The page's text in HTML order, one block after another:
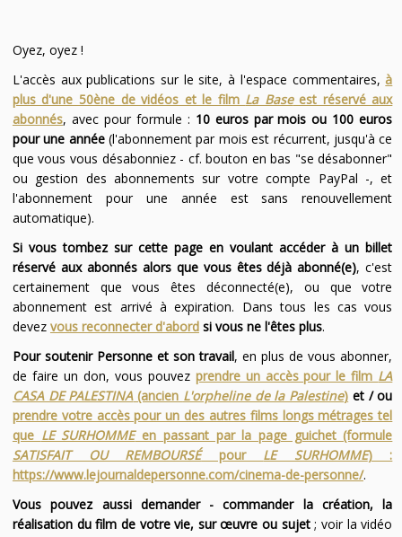
Oyez, oyez !
L'accès aux publications sur le site, à l'espace commentaires,à
plus d'une 50ène de vidéos et le film La Baseest réservé aux
abonnés, avec pour formule : 10 euros par mois ou 100 euros
pour une année(l'abonnement par mois est récurrent, jusqu'à ce
que vous vous désabonniez - cf. bouton en bas "se désabonner"
ou gestion des abonnements sur votre compte PayPal -, et
l'abonnement pour une année est sans renouvellement
automatique).
Si vous tombez sur cette page en voulant accéder à un billet
réservé aux abonnés alors que vous êtes déjà abonné(e), c'est
certainement que vous êtes déconnecté(e), ou que votre
abonnement est arrivé à expiration. Dans tous les cas vous
devez vous reconnecter d'abordsi vous ne l'êtes plus.
Pour soutenir Personne et son travail, en plus de vous abonner,
de faire un don, vous pouvez prendre un accès pour le film LA
CASA DE PALESTINA(ancien L'orpheline de la Palestine) et / ou
prendre votre accès pour un des autres films longs métrages tel
que LE SURHOMMEen passant par la page guichet (formule
SATISFAIT OU REMBOURSÉpour LE SURHOMME) :
https://www.lejournaldepersonne.com/cinema-de-personne/.
Vous pouvez aussi demander - commander la création, la
réalisation du film de votre vie, sur œuvre ou sujet; voir la vidéo